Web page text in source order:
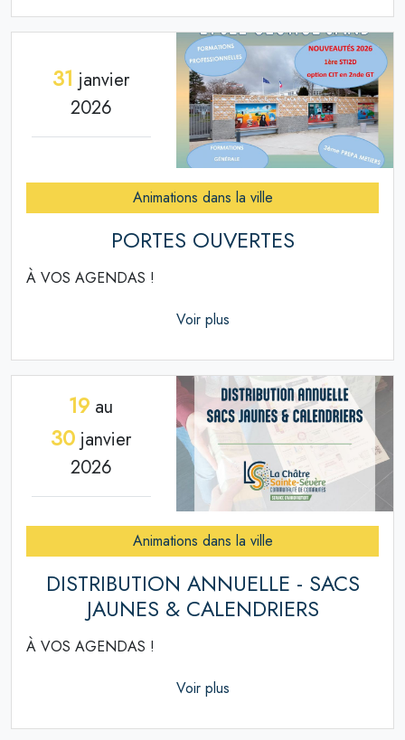
31 janvier
2026
Animations dans la ville
PORTES OUVERTES
À VOS AGENDAS !
Voir plus
19 au
30 janvier
2026
Animations dans la ville
DISTRIBUTION ANNUELLE - SACS
JAUNES & CALENDRIERS
À VOS AGENDAS !
Voir plus